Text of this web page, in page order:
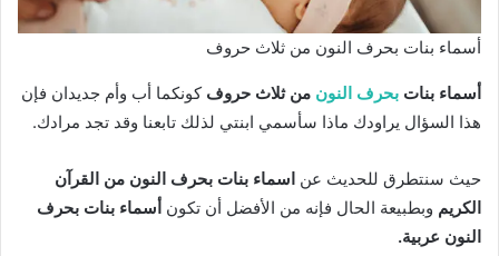
أسماء بنات بحرف النون من ثلاث حروف
أسماء بنات بحرف النون من ثلاث حروف كونكما أب وأم جديدان فإن
هذا السؤال يراودك ماذا سأسمي ابنتي لذلك تابعنا وقد تجد مرادك.
حيث سنتطرق للحديث عن اسماء بنات بحرف النون من القرآن
الكريم وبطبيعة الحال فإنه من الأفضل أن تكون أسماء بنات بحرف
النون عربية.